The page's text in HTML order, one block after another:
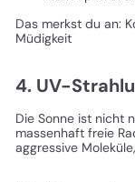
Das merkst du an:
Müdigkeit
4. UV-
Die Sonne ist nicht
massenhaft freie
aggressive